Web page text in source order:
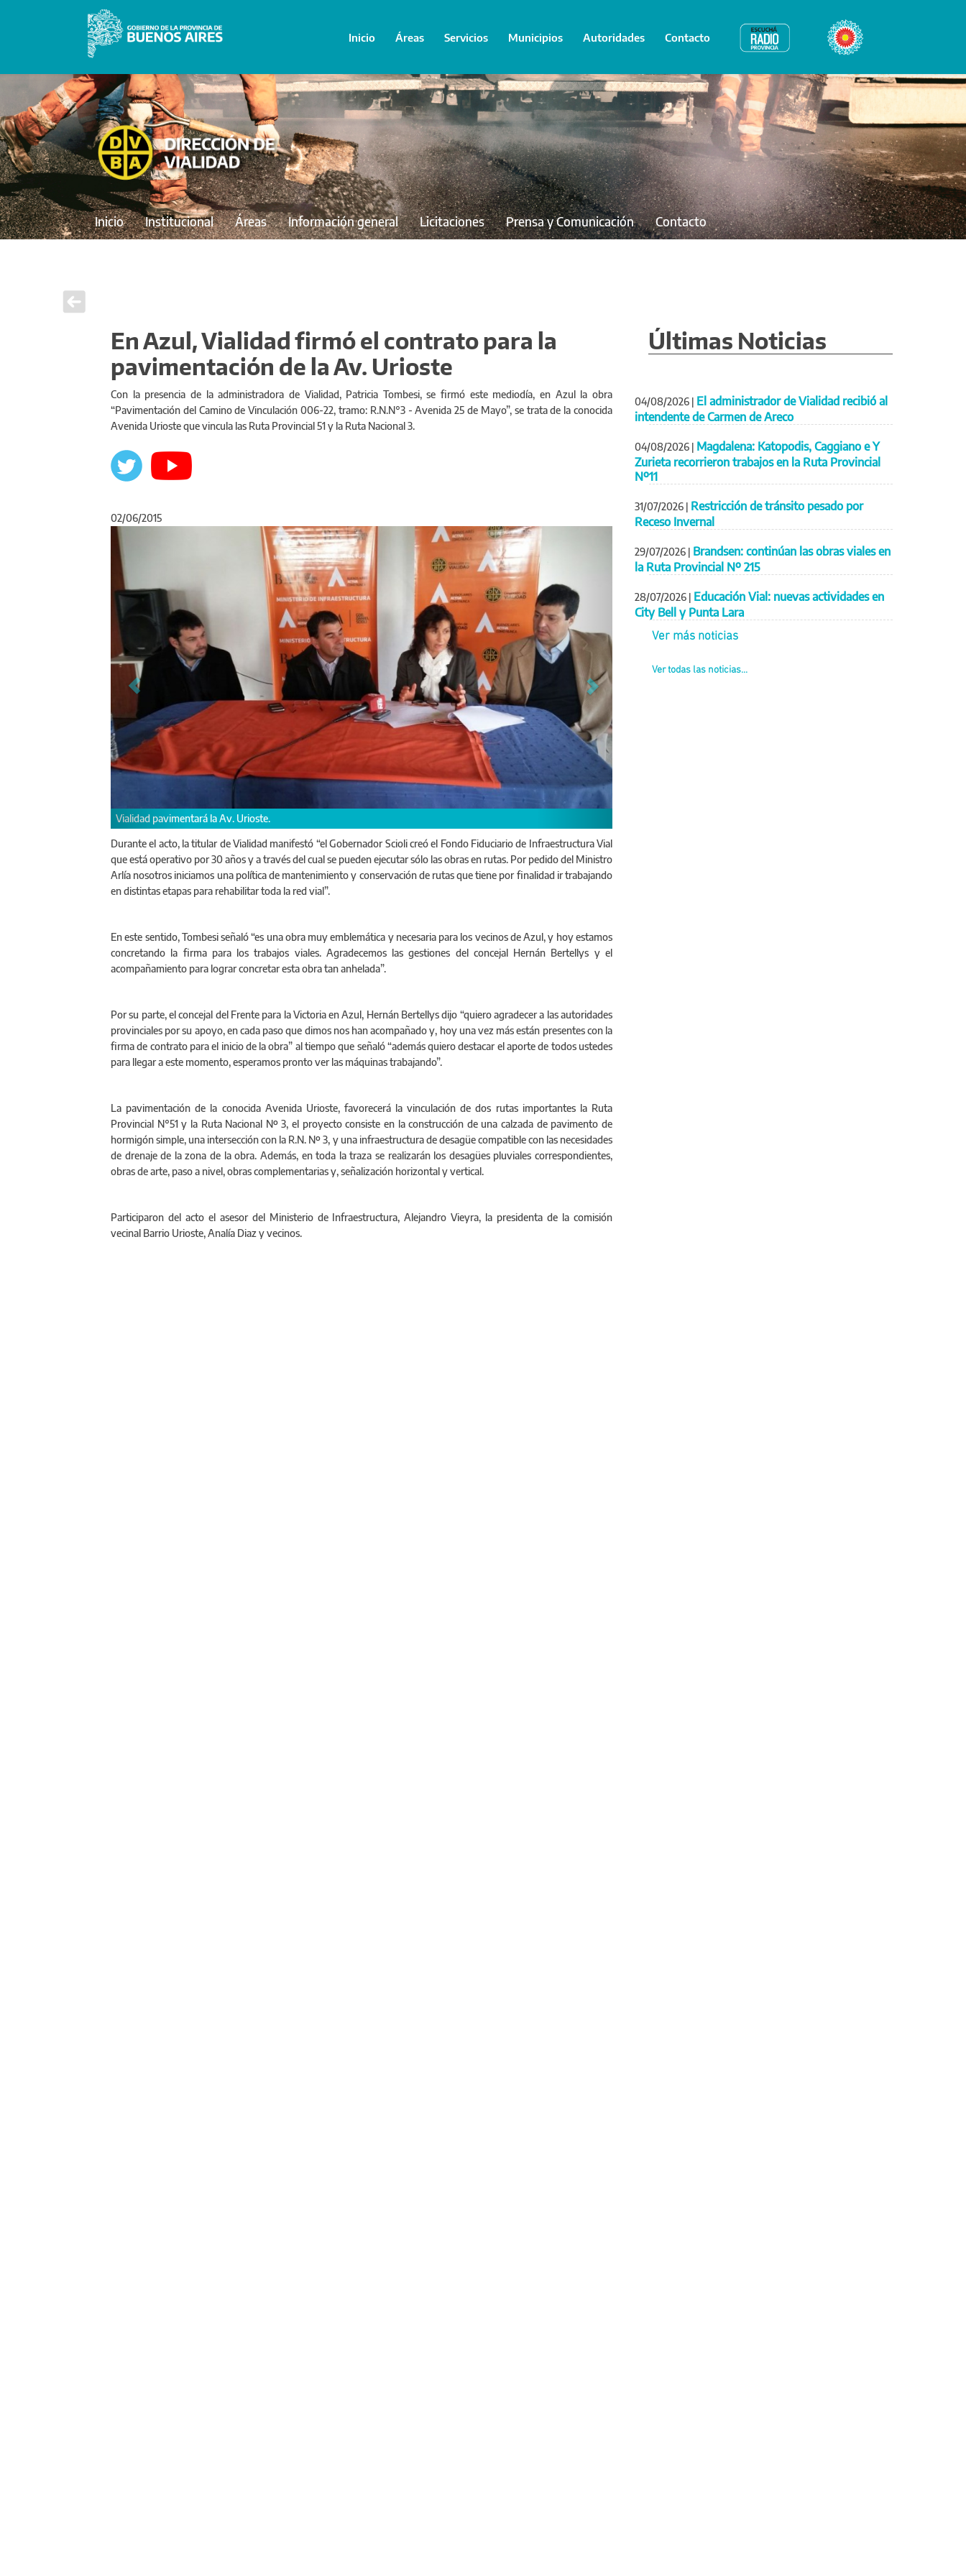
Inicio Áreas Servicios Municipios Autoridades Contacto Radio Provincia Bicentenario
Inicio Institucional Áreas Información general Licitaciones Prensa y Comunicación Contacto
En Azul, Vialidad firmó el contrato para la
pavimentación de la Av. Urioste
Con la presencia de la administradora de Vialidad, Patricia Tombesi, se firmó este mediodía, en Azul la obra
“Pavimentación del Camino de Vinculación 006-22, tramo: R.N.N°3 - Avenida 25 de Mayo”, se trata de la conocida
Avenida Urioste que vincula las Ruta Provincial 51 y la Ruta Nacional 3.
02/06/2015
Hernán Bertellys Concejal del FpV en Azul participó de la firma del contrato para el inicio de la obra.
Durante el acto, la titular de Vialidad manifestó “el Gobernador Scioli creó el Fondo Fiduciario de Infraestructura Vial
que está operativo por 30 años y a través del cual se pueden ejecutar sólo las obras en rutas. Por pedido del Ministro
Arlía nosotros iniciamos una política de mantenimiento y conservación de rutas que tiene por finalidad ir trabajando
en distintas etapas para rehabilitar toda la red vial”.
En este sentido, Tombesi señaló “es una obra muy emblemática y necesaria para los vecinos de Azul, y hoy estamos
concretando la firma para los trabajos viales. Agradecemos las gestiones del concejal Hernán Bertellys y el
acompañamiento para lograr concretar esta obra tan anhelada”.
Por su parte, el concejal del Frente para la Victoria en Azul, Hernán Bertellys dijo “quiero agradecer a las autoridades
provinciales por su apoyo, en cada paso que dimos nos han acompañado y, hoy una vez más están presentes con la
firma de contrato para el inicio de la obra” al tiempo que señaló “además quiero destacar el aporte de todos ustedes
para llegar a este momento, esperamos pronto ver las máquinas trabajando”.
La pavimentación de la conocida Avenida Urioste, favorecerá la vinculación de dos rutas importantes la Ruta
Provincial N°51 y la Ruta Nacional Nº 3, el proyecto consiste en la construcción de una calzada de pavimento de
hormigón simple, una intersección con la R.N. Nº 3, y una infraestructura de desagüe compatible con las necesidades
de drenaje de la zona de la obra. Además, en toda la traza se realizarán los desagües pluviales correspondientes,
obras de arte, paso a nivel, obras complementarias y, señalización horizontal y vertical.
Participaron del acto el asesor del Ministerio de Infraestructura, Alejandro Vieyra, la presidenta de la comisión
vecinal Barrio Urioste, Analía Diaz y vecinos.
Últimas Noticias
04/08/2026 | El administrador de Vialidad recibió al
intendente de Carmen de Areco
04/08/2026 | Magdalena: Katopodis, Caggiano e Y
Zurieta recorrieron trabajos en la Ruta Provincial
Nº11
31/07/2026 | Restricción de tránsito pesado por
Receso Invernal
29/07/2026 | Brandsen: continúan las obras viales en
la Ruta Provincial Nº 215
28/07/2026 | Educación Vial: nuevas actividades en
City Bell y Punta Lara
Ver más noticias
Ver todas las noticias...